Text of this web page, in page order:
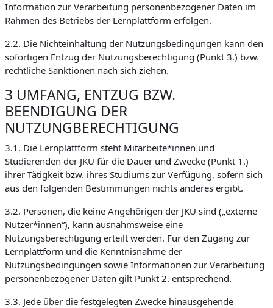
Information zur Verarbeitung personenbezogener Daten im
Rahmen des Betriebs der Lernplattform erfolgen.
2.2. Die Nichteinhaltung der Nutzungsbedingungen kann den
sofortigen Entzug der Nutzungsberechtigung (Punkt 3.) bzw.
rechtliche Sanktionen nach sich ziehen.
3 UMFANG, ENTZUG BZW.
BEENDIGUNG DER
NUTZUNGBERECHTIGUNG
3.1. Die Lernplattform steht Mitarbeite*innen und
Studierenden der JKU für die Dauer und Zwecke (Punkt 1.)
ihrer Tätigkeit bzw. ihres Studiums zur Verfügung, sofern sich
aus den folgenden Bestimmungen nichts anderes ergibt.
3.2. Personen, die keine Angehörigen der JKU sind („externe
Nutzer*innen“), kann ausnahmsweise eine
Nutzungsberechtigung erteilt werden. Für den Zugang zur
Lernplattform und die Kenntnisnahme der
Nutzungsbedingungen sowie Informationen zur Verarbeitung
personenbezogener Daten gilt Punkt 2. entsprechend.
3.3. Jede über die festgelegten Zwecke hinausgehende